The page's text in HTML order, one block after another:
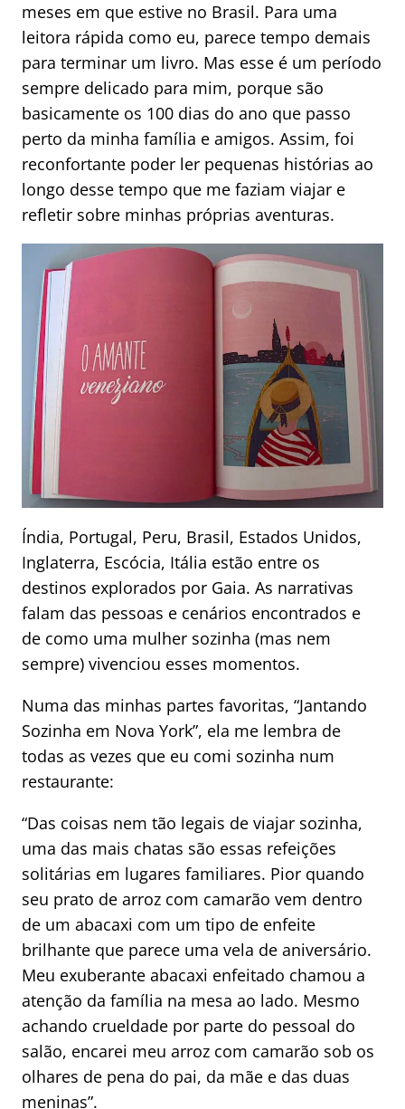
meses em que estive no Brasil. Para uma
leitora rápida como eu, parece tempo demais
para terminar um livro. Mas esse é um período
sempre delicado para mim, porque são
basicamente os 100 dias do ano que passo
perto da minha família e amigos. Assim, foi
reconfortante poder ler pequenas histórias ao
longo desse tempo que me faziam viajar e
refletir sobre minhas próprias aventuras.
Índia, Portugal, Peru, Brasil, Estados Unidos,
Inglaterra, Escócia, Itália estão entre os
destinos explorados por Gaia. As narrativas
falam das pessoas e cenários encontrados e
de como uma mulher sozinha (mas nem
sempre) vivenciou esses momentos.
Numa das minhas partes favoritas, “Jantando
Sozinha em Nova York”, ela me lembra de
todas as vezes que eu comi sozinha num
restaurante:
“Das coisas nem tão legais de viajar sozinha,
uma das mais chatas são essas refeições
solitárias em lugares familiares. Pior quando
seu prato de arroz com camarão vem dentro
de um abacaxi com um tipo de enfeite
brilhante que parece uma vela de aniversário.
Meu exuberante abacaxi enfeitado chamou a
atenção da família na mesa ao lado. Mesmo
achando crueldade por parte do pessoal do
salão, encarei meu arroz com camarão sob os
olhares de pena do pai, da mãe e das duas
meninas”.